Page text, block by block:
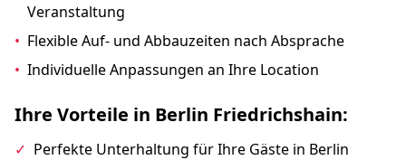
Veranstaltung
• Flexible Auf- und Abbauzeiten nach Absprache
• Individuelle Anpassungen an Ihre Location
Ihre Vorteile in Berlin Friedrichshain:
✓ Perfekte Unterhaltung für Ihre Gäste in Berlin